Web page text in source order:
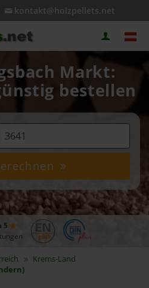
kontakt@holzpellets.net
Markt:
bestellen
5
Krems-Land